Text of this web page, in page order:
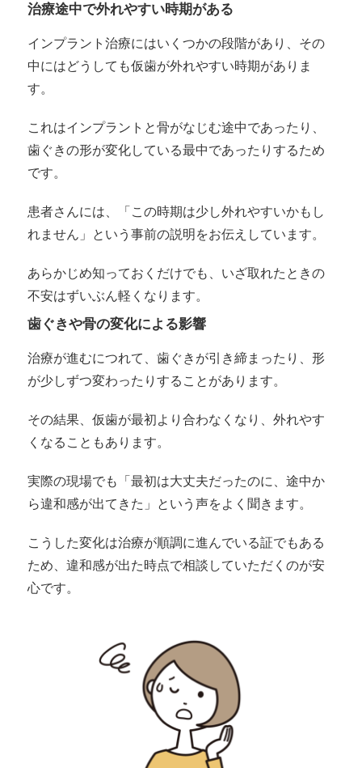
治療途中で外れやすい時期がある
インプラント治療にはいくつかの段階があり、その
中にはどうしても仮歯が外れやすい時期がありま
す。
これはインプラントと骨がなじむ途中であったり、
歯ぐきの形が変化している最中であったりするため
です。
患者さんには、「この時期は少し外れやすいかもし
れません」という事前の説明をお伝えしています。
あらかじめ知っておくだけでも、いざ取れたときの
不安はずいぶん軽くなります。
歯ぐきや骨の変化による影響
治療が進むにつれて、歯ぐきが引き締まったり、形
が少しずつ変わったりすることがあります。
その結果、仮歯が最初より合わなくなり、外れやす
くなることもあります。
実際の現場でも「最初は大丈夫だったのに、途中か
ら違和感が出てきた」という声をよく聞きます。
こうした変化は治療が順調に進んでいる証でもある
ため、違和感が出た時点で相談していただくのが安
心です。